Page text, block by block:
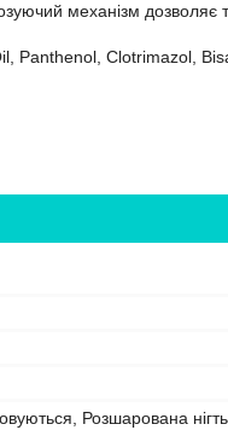
механізм дозволяє
Panthenol, Clotrimazol,
Розшарована